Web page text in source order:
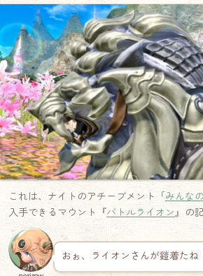
これは、ナイトのアチーブメント「みんな
入手できるマウント『バトルライオン』の
おぉ、ライオンさんが鎧着たね